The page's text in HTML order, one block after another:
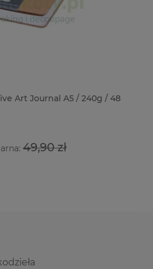
Art Journal A5 / 240g / 48
49,90 zł